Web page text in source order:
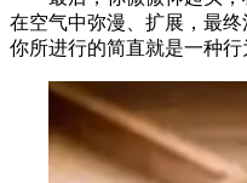
在空气中弥漫、扩展，最
你所进行的简直就是一种行